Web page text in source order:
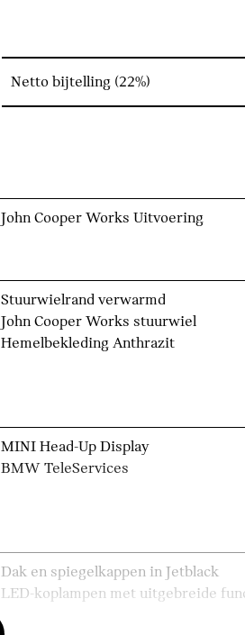
Netto bijtelling (22%)
John Cooper Works Uitvoering
Stuurwielrand verwarmd
John Cooper Works stuurwiel
Hemelbekleding Anthrazit
MINI Head-Up Display
BMW TeleServices
Dak en spiegelkappen in Jetblack
LED-koplampen met uitgebreide